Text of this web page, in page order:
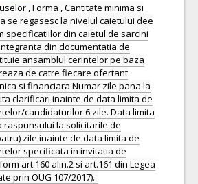
, Forma , Cantitate minima si
se regasesc la nivelul caietului dee
specificatiilor din caietul de sarcini
din documentatia de
ansamblul cerintelor pe baza
de catre fiecare ofertant
si financiara Numar zile pana la
clarificari inainte de data limita de
candidaturilor 6 zile. Data limita
raspunsului la solicitarile de
zile inainte de data limita de
specificata in invitatia de
art.160 alin.2 si art.161 din Legea
prin OUG 107/2017).